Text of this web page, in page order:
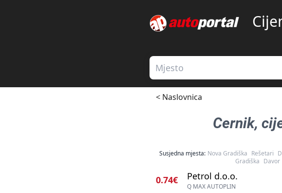
< Naslovnica
Cernik,
Susjedna mjesta: Nova Gradiška Rešetari
Gradiška Davor
0.74€ Petrol d.o.o.
Q MAX AUTOPLIN